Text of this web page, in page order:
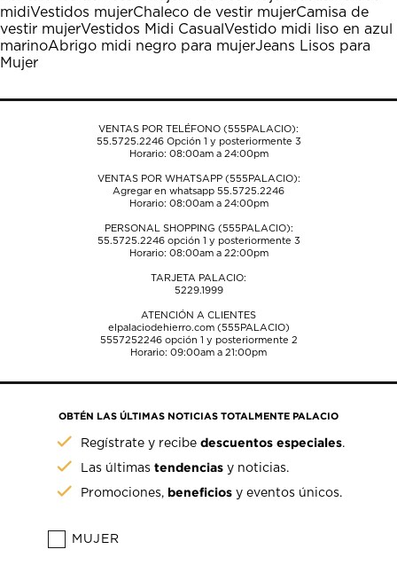
acción
abrirá
el
formulario
envío.
acción
abrirá
el
envío.
acción
abrirá
el
envío.
acción
abrirá
el
envío.
acción
abrirá
el
envío.
midiVestidos mujerChaleco de vestir mujerCamisa de
vestir mujerVestidos Midi Casual Vestido midi liso en azul
marinoAbrigo midi negro para mujerJeans Lisos para
Mujer
VENTAS POR TELÉFONO (555PALACIO):
55.5725.2246Opción 1 y posteriormente 3
Horario: 08:00am a 24:00pm
VENTAS POR WHATSAPP (555PALACIO):
Agregar en whatsapp 55.5725.2246
Horario: 08:00am a 24:00pm
PERSONAL SHOPPING (555PALACIO):
55.5725.2246opción 1 y posteriormente 3
Horario: 08:00am a 22:00pm
TARJETA PALACIO:
5229.1999
ATENCIÓN A CLIENTES
elpalaciodehierro.com (555PALACIO)
5557252246opción 1 y posteriormente 2
Horario: 09:00am a 21:00pm
OBTÉN LAS ÚLTIMAS NOTICIAS TOTALMENTE PALACIO
Regístrate y recibedescuentos especiales.
Las últimastendencias y noticias.
Promociones, beneficios y eventos únicos.
MUJER